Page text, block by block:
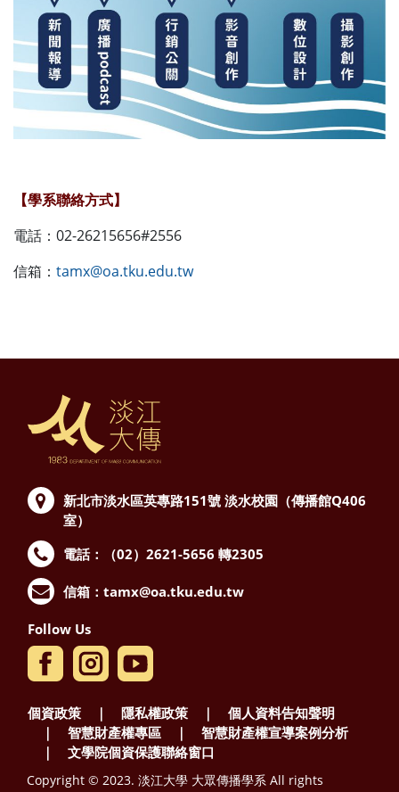
【學系聯絡方式】
電話：02-26215656#2556
信箱： tamx@oa.tku.edu.tw
新北市淡水區英專路151號 淡水校園（傳播館Q406
室）
電話：（02）2621-5656 轉2305
信箱： tamx@oa.tku.edu.tw
Follow Us
個資政策 ｜ 隱私權政策 ｜ 個人資料告知聲明
｜ 智慧財產權專區 ｜ 智慧財產權宣導案例分析
｜ 文學院個資保護聯絡窗口
Copyright © 2023. 淡江大學 大眾傳播學系 All rights